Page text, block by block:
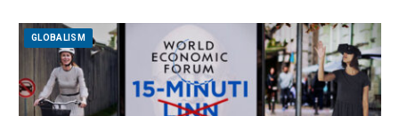
GLOBALISM